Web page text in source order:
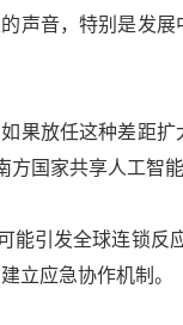
声音，特别是发
放任这种差距扩
国家共享人工智能
引发全球连锁反
立应急协作机制。